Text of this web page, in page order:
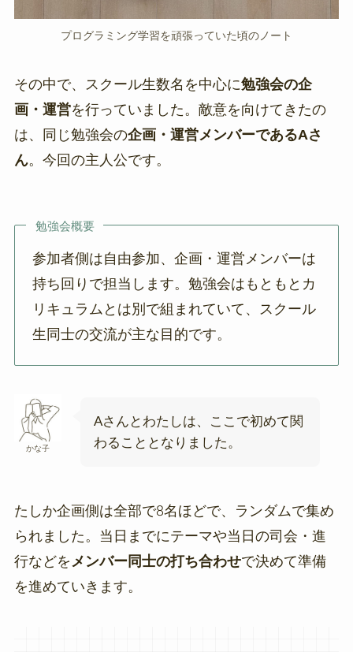
プログラミング学習を頑張っていた頃のノート
その中で、スクール生数名を中心に勉強会の企
画・運営を行っていました。敵意を向けてきたの
は、同じ勉強会の企画・運営メンバーであるAさ
ん。今回の主人公です。
勉強会概要
参加者側は自由参加、企画・運営メンバーは
持ち回りで担当します。勉強会はもともとカ
リキュラムとは別で組まれていて、スクール
生同士の交流が主な目的です。
かな子
Aさんとわたしは、ここで初めて関
わることとなりました。
たしか企画側は全部で8名ほどで、ランダムで集め
られました。当日までにテーマや当日の司会・進
行などを メンバー同士の打ち合わせで決めて準備
を進めていきます。